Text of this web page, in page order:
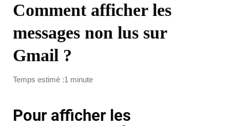
Comment afficher les
messages non lus sur
Gmail ?
Temps estimé :1 minute
Pour afficher les